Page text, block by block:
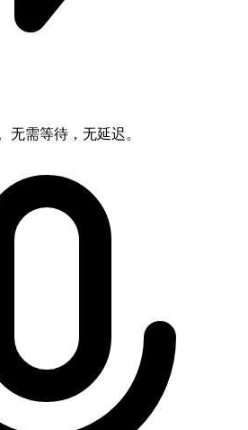
无需等待，无延迟。